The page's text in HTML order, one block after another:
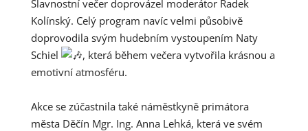
Slavnostní večer doprovázel moderátor Radek
Kolínský. Celý program navíc velmi působivě
doprovodila svým hudebním vystoupením Naty
Schiel
, která během večera vytvořila krásnou a
emotivní atmosféru.
Akce se zúčastnila také náměstkyně primátora
města Děčín Mgr. Ing. Anna Lehká, která ve svém